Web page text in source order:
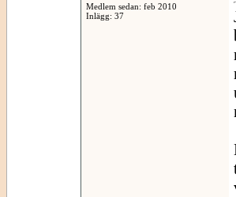
Medlem sedan: feb 2010
Inlägg: 37